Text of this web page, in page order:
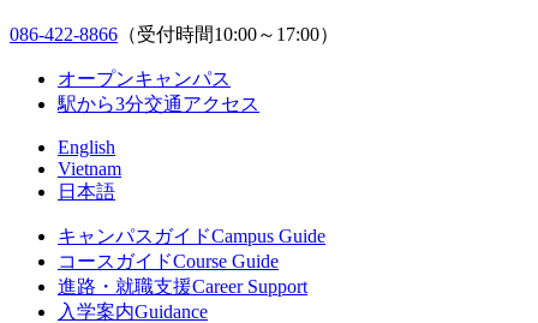
086-422-8866 （受付時間10:00～17:00）
オープンキャンパス
駅から3分交通アクセス
English
Vietnam
日本語
キャンパスガイドCampus Guide
コースガイドCourse Guide
進路・就職支援Career Support
入学案内Guidance